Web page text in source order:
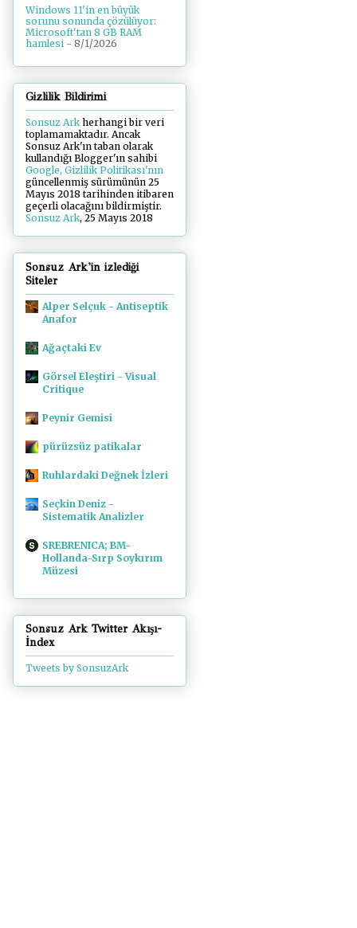
Windows 11'in en büyük
sorunu sonunda çözülüyor:
Microsoft'tan 8 GB RAM
hamlesi - 8/1/2026
Gizlilik Bildirimi
Sonsuz Arkherhangi bir veri
toplamamaktadır. Ancak
Sonsuz Ark'ın taban olarak
kullandığı Blogger'ın sahibi
Google, Gizlilik Politikası'nın
güncellenmiş sürümünün 25
Mayıs 2018 tarihinden itibaren
geçerli olacağını bildirmiştir.
Sonsuz Ark, 25 Mayıs 2018
Sonsuz Ark'in izlediği
Siteler
Alper Selçuk - Antiseptik
Anafor
Ağaçtaki Ev
Görsel Eleştiri - Visual
Critique
Peynir Gemisi
pürüzsüz patikalar
Ruhlardaki Değnek İzleri
Seçkin Deniz -
Sistematik Analizler
SREBRENICA; BM-
Hollanda-Sırp Soykırım
Müzesi
Sonsuz Ark Twitter Akışı-
İndex
Tweets by SonsuzArk